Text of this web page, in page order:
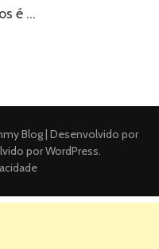
é …
Blog | Desenvolvido por
porWordPress.